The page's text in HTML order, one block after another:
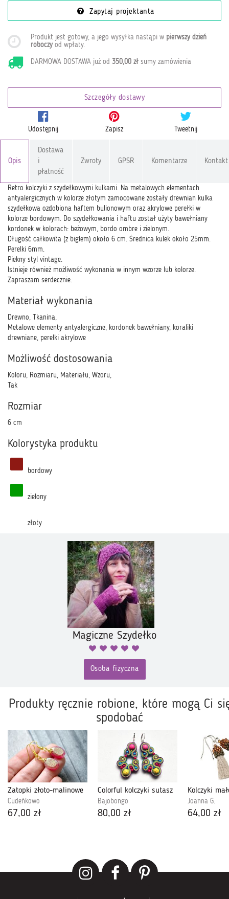
Zapytaj projektanta
Produkt jest gotowy, a jego wysyłka nastąpi w pierwszy dzień
roboczy od wpłaty.
DARMOWA DOSTAWA już od350,00 zł sumy zamówienia
Szczegóły dostawy
Udostępnij Zapisz Tweetnij
Opis
Dostawa
i
płatność
Zwroty GPSR Komentarze Kontakt
Retro kolczyki z szydełkowymi kulkami. Na metalowych elementach
antyalergicznych w kolorze złotym zamocowane zostały drewnian kulka
szydełkowa ozdobiona haftem bulionowym oraz akrylowe perełki w
kolorze bordowym. Do szydełkowania i haftu został użyty bawełniany
kordonek w kolorach: beżowym, bordo ombre i zielonym.
Długość całkowita (z biglem) około 6 cm. Średnica kulek około 25mm.
Perelki 6mm.
Piekny styl vintage.
Istnieje również możliwość wykonania w innym wzorze lub kolorze.
Zapraszam serdecznie.
Materiał wykonania
Drewno, Tkanina,
Metalowe elementy antyalergiczne, kordonek bawełniany, koraliki
drewniane, perelki akrylowe
Możliwość dostosowania
Koloru, Rozmiaru, Materiału, Wzoru,
Tak
Rozmiar
6 cm
Kolorystyka produktu
bordowy
zielony
złoty
Magiczne Szydełko
Osoba fizyczna
Produkty ręcznie robione, które mogą Ci
spodobać
Zatopki złoto-malinowe
Cudeńkowo
67,00 zł
Colorful kolczyki sutasz
Bajobongo
80,00 zł
Joanna G.
64,00 zł